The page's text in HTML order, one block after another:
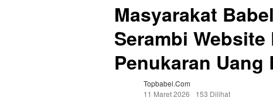
Masyarakat
Serambi
Penukaran Uang
Topbabel.com
11 Maret 2026
153 Dilihat